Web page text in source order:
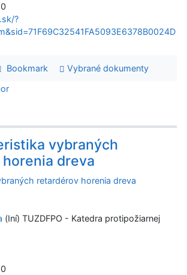
?
Bookmark Vybrané dokumenty
vybraných
dreva
retardérov horenia dreva
(Iní) TUZDFPO - Katedra protipožiarnej